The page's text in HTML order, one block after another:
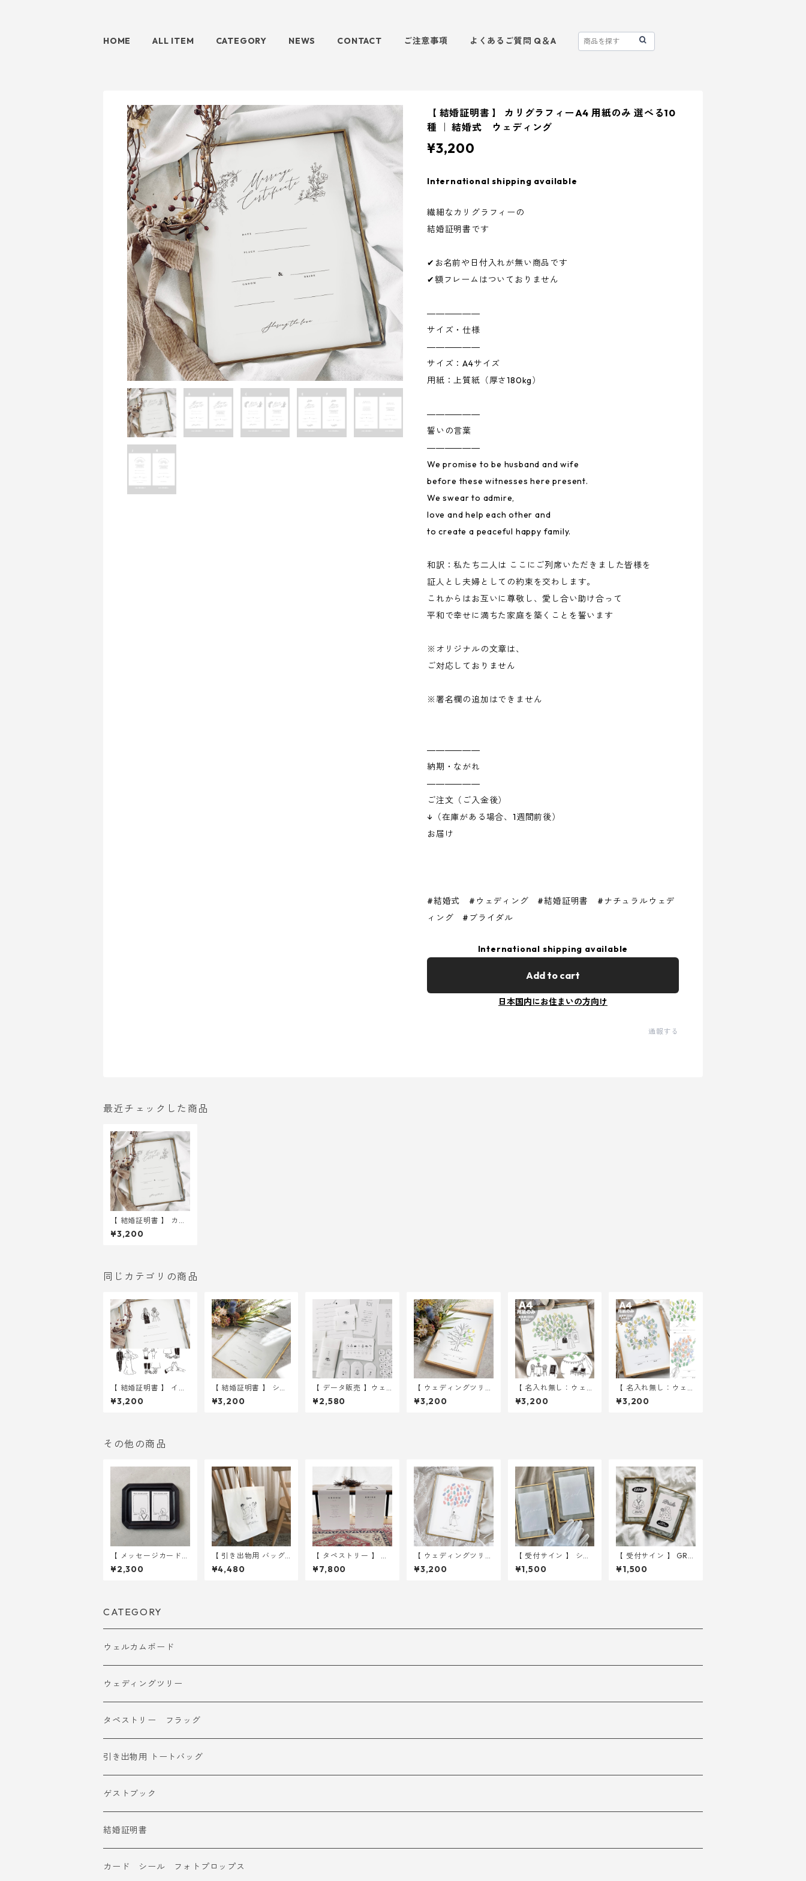
HOME ALL ITEM CATEGORY NEWS CONTACT ご注意事項 よくあるご質問 Q＆A
【 結婚証明書 】 カリグラフィーA4 用紙のみ 選べる10
種 ｜ 結婚式 ウェディング
¥3,200
International shipping available
繊細なカリグラフィーの
結婚証明書です
✔お名前や日付入れが無い商品です
✔額フレームはついておりません
――――――
サイズ・仕様
――――――
サイズ：A4サイズ
用紙：上質紙（厚さ180kg）
――――――
誓いの言葉
――――――
We promise to be husband and wife
before these witnesses here present.
We swear to admire,
love and help each other and
to create a peaceful happy family.
和訳：私たち二人は ここにご列席いただきました皆様を
証人とし夫婦としての約束を交わします。
これからはお互いに尊敬し、愛し合い助け合って
平和で幸せに満ちた家庭を築くことを誓います
※オリジナルの文章は、
ご対応しておりません
※署名欄の追加はできません
――――――
納期・ながれ
――――――
ご注文（ご入金後）
↓（在庫がある場合、1週間前後）
お届け
#結婚式 #ウェディング #結婚証明書 #ナチュラルウェデ
ィング #ブライダル
International shipping available
Add to cart
日本国内にお住まいの方向け
通報する
最近チェックした商品
【 結婚証明書 】 カリ
グラフィーA4 用紙の
み 選べる10種 ｜ 結婚
¥3,200
同じカテゴリの商品
【 結婚証明書 】 イラ
スト A4 用紙のみ 選べ
る12種 ｜ 結婚式 ウ
¥3,200
【 結婚証明書 】 シー
スルー A4 用紙のみ 選
べる2種 ｜ 結婚式 ウ
¥3,200
【 データ販売 】ウェ
ディングイラスト 10
点
¥2,580
【 ウェディングツリー
】 ツリー A4サイズ 用
紙のみ ｜ 結婚式 ウ
¥3,200
【 名入れ無し：ウェデ
ィングツリー 】 unde
r the tree A4サイズ
¥3,200
【 名入れ無し：ウェデ
ィングツリー 】 A4サ
イズ 用紙のみ ｜ 結婚
¥3,200
その他の商品
【 メッセージカード
】 ゲスト用 30枚 ｜
結婚式 ウェディング
¥2,300
【 引き出物用 バッグ
】 キック 10枚 ｜ 結婚
式 トートバッグ
¥4,480
【 タペストリー 】 受
付タペストリー 2枚(G
ROOM&BRIDE ) 45 ×
¥7,800
【 ウェディングツリー
】 バルーンイラスト A
4サイズ 用紙のみ ｜
¥3,200
【 受付サイン 】 シー
スルー（用紙のみ） ｜
結婚式 ウェルカムス
¥1,500
【 受付サイン 】 GRO
OM & BRIDE イラスト
（用紙のみ） ｜ 結婚
¥1,500
CATEGORY
ウェルカムボード
ウェディングツリー
タペストリー フラッグ
引き出物用 トートバッグ
ゲストブック
結婚証明書
カード シール フォトプロップス